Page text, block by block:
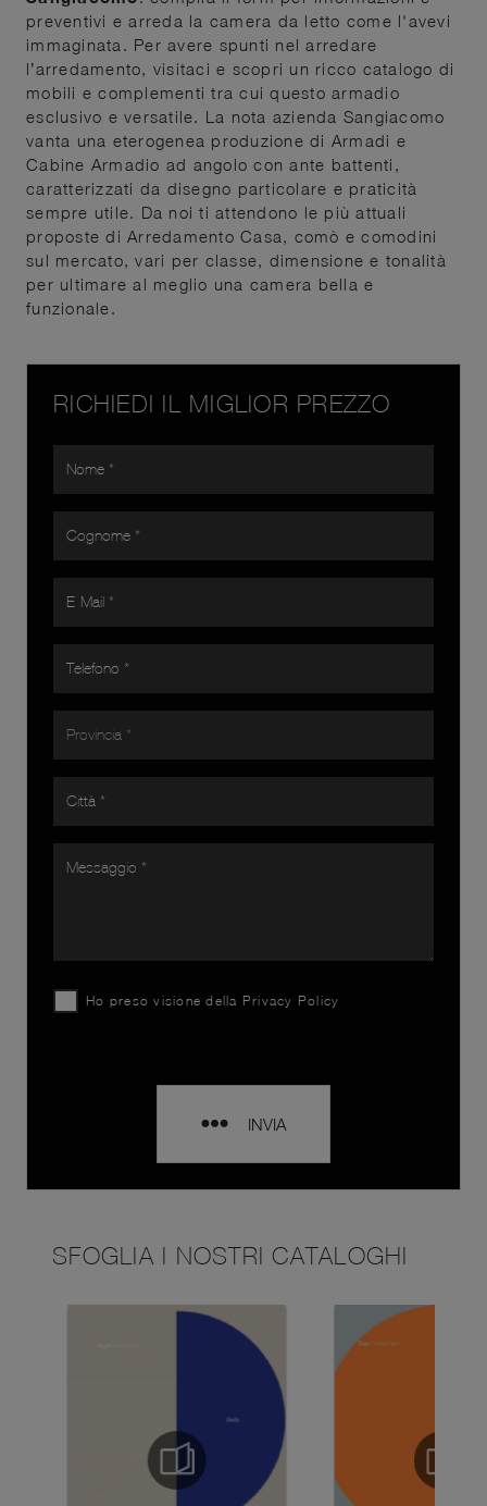
preventivi e arreda la camera da letto come l'avevi
immaginata. Per avere spunti nel arredare
l’arredamento, visitaci e scopri un ricco catalogo di
mobili e complementi tra cui questo armadio
esclusivo e versatile. La nota azienda Sangiacomo
vanta una eterogenea produzione di Armadi e
Cabine Armadio ad angolo con ante battenti,
caratterizzati da disegno particolare e praticità
sempre utile. Da noi ti attendono le più attuali
proposte di Arredamento Casa, comò e comodini
sul mercato, vari per classe, dimensione e tonalità
per ultimare al meglio una camera bella e
funzionale.
RICHIEDI IL MIGLIOR PREZZO
Ho preso visione della Privacy Policy
INVIA
SFOGLIA I NOSTRI CATALOGHI